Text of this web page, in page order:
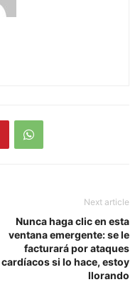
Next article
Nunca haga clic en esta
ventana emergente: se le
facturará por ataques
cardíacos si lo hace, estoy
llorando